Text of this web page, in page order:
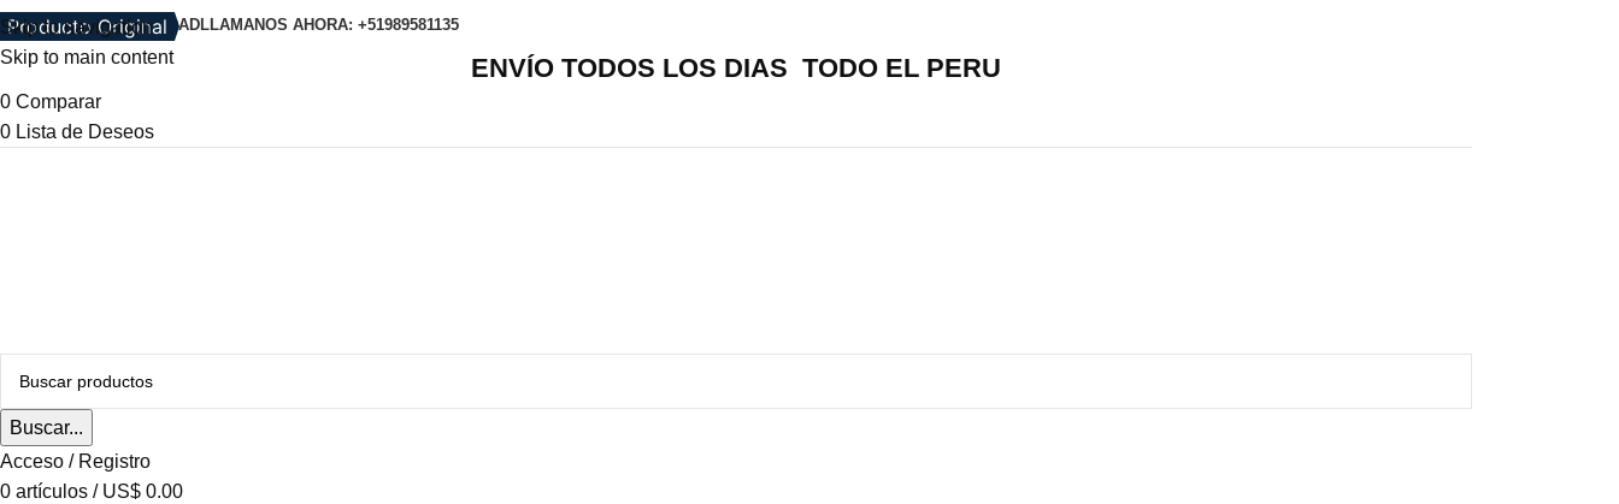
Skip to navigation
Skip to main content
POLITICA DE PRIVACIDADLLAMANOS AHORA: +51989581135
ENVÍO TODOS LOS DIAS TODO EL PERU
0 Comparar
0 Lista de Deseos
Buscar...
Acceso / Registro
0 artículos / US$ 0.00
Producto Original